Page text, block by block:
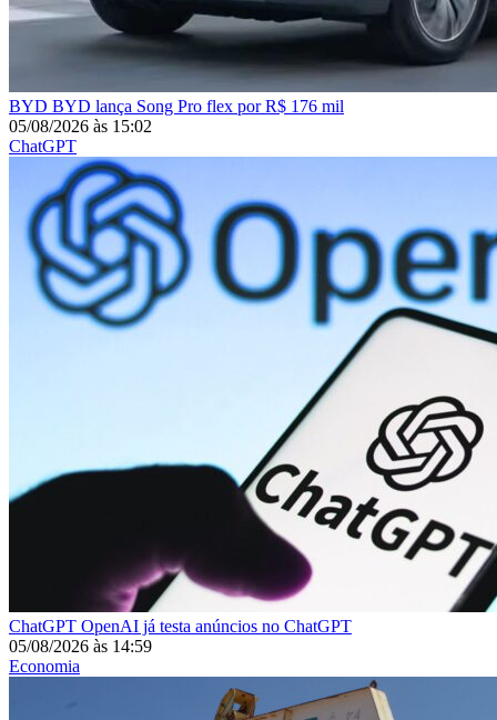
BYD BYD lança Song Pro flex por R$ 176 mil
05/08/2026 às 15:02
ChatGPT
ChatGPT OpenAI já testa anúncios no ChatGPT
05/08/2026 às 14:59
Economia